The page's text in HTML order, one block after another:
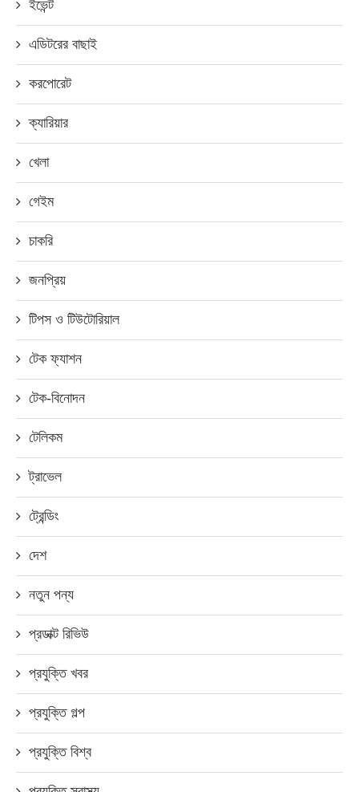
ইভেন্ট
এডিটরের বাছাই
করপোরেট
ক্যারিয়ার
খেলা
গেইম
চাকরি
জনপ্রিয়
টিপস ও টিউটোরিয়াল
টেক ফ্যাশন
টেক-বিনোদন
টেলিকম
ট্রাভেল
ট্রেন্ডিং
দেশ
নতুন পন্য
প্রডাক্ট রিভিউ
প্রযুক্তি খবর
প্রযুক্তি গল্প
প্রযুক্তি বিশ্ব